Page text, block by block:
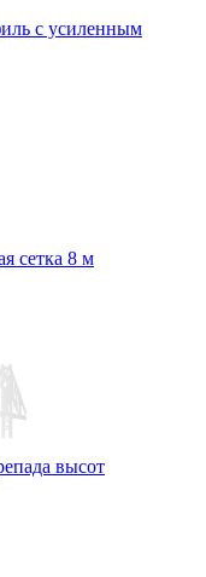
с усиленным
сетка 8 м
высот